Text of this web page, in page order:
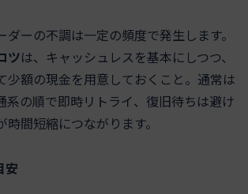
ダーの不調は一定の頻度で発生します。
ツは、キャッシュレスを基本にしつつ、
少額の現金を用意しておくこと。通常は
の順で即時リトライ、復旧待ちは避け
間短縮につながります。
安